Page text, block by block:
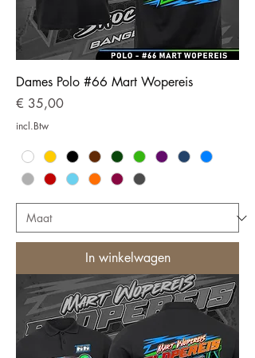
Dames Polo #66 Mart Wopereis
Prijs
€ 35,00
incl.Btw
In winkelwagen